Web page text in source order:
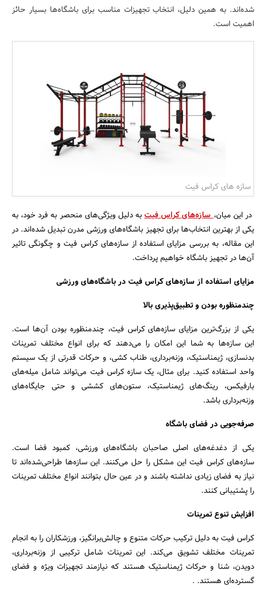
بانک، بیمه و سرمایه
مسکن و ساختمان
شده‌اند. به همین دلیل، انتخاب تجهیزات مناسب برای باشگاه‌ها بسیار حائز
اهمیت است.
سازه های کراس فیت
در این میان،سازه‌های کراس فیتبه دلیل ویژگی‌های منحصر به فرد خود، به
یکی از بهترین انتخاب‌ها برای تجهیز باشگاه‌های ورزشی مدرن تبدیل شده‌اند. در
این مقاله، به بررسی مزایای استفاده از سازه‌های کراس فیت و چگونگی تاثیر
آن‌ها در تجهیز باشگاه خواهیم پرداخت.
مزایای استفاده از سازه‌های کراس فیت در باشگاه‌های ورزشی
چندمنظوره بودن و تطبیق‌پذیری بالا
یکی از بزرگ‌ترین مزایای سازه‌های کراس فیت، چندمنظوره بودن آن‌ها است.
این سازه‌ها به شما این امکان را می‌دهند که برای انواع مختلف تمرینات
بدنسازی، ژیمناستیک، وزنه‌برداری، طناب کشی، و حرکات قدرتی از یک سیستم
واحد استفاده کنید. برای مثال، یک سازه کراس فیت می‌تواند شامل میله‌های
بارفیکس، رینگ‌های ژیمناستیک، ستون‌های کششی و حتی جایگاه‌های
وزنه‌برداری باشد.
صرفه‌جویی در فضای باشگاه
یکی از دغدغه‌های اصلی صاحبان باشگاه‌های ورزشی، کمبود فضا است.
سازه‌های کراس فیت این مشکل را حل می‌کنند. این سازه‌ها طراحی‌شده‌اند تا
نیاز به فضای زیادی نداشته باشند و در عین حال بتوانند انواع مختلف تمرینات
را پشتیبانی کنند.
افزایش تنوع تمرینات
کراس فیت به دلیل ترکیب حرکات متنوع و چالش‌برانگیز، ورزشکاران را به انجام
تمرینات مختلف تشویق می‌کند. این تمرینات شامل ترکیبی از وزنه‌برداری،
دویدن، شنا و حرکات ژیمناستیک هستند که نیازمند تجهیزات ویژه و فضای
گسترده‌ای هستند. .